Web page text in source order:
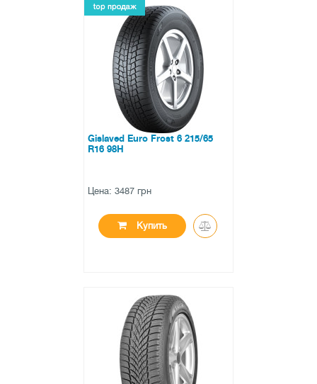
●есть в наличии
0 отзывов
Gislaved Euro Frost 6 215/65
R16 98H
Цена: 3487 грн
Купить
есть в наличии
0 отзывов